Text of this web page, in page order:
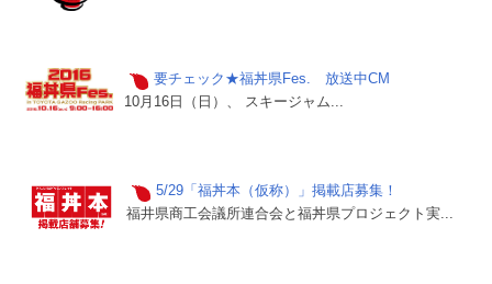
要チェック★福丼県Fes. 放送中CM
10月16日（日）、 スキージャム...
5/29「福丼本（仮称）」掲載店募集！
福井県商工会議所連合会と福丼県プロジェクト実...